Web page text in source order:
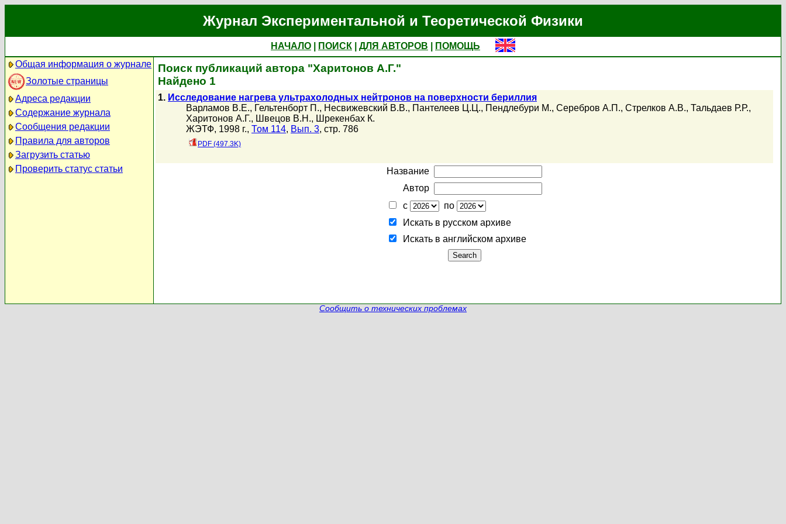
Журнал Экспериментальной и Теоретической Физики
НАЧАЛО ПОИСК ДЛЯ АВТОРОВ
ПОМОЩЬ
Общая информация о журнале
Золотые страницы
Адреса редакции
Содержание журнала
Сообщения редакции
Правила для авторов
Загрузить статью
Проверить статус статьи
Поиск публикаций автора "Харитонов А.Г."
Найдено 1
1. Исследование нагрева ультрахолодных нейтронов на поверхности бериллия
Варламов В.Е., Гельтенборт П., Несвижевский В.В., Пантелеев Ц.Ц., Пендлебури М., Серебров А.П., Стрелков А.В., Тальдаев Р.Р.,
Харитонов А.Г., Швецов В.Н., Шрекенбах К.
ЖЭТФ, 1998 г., Том 114, Вып. 3, стр. 786
PDF (497.3K)
Название
Автор
с
по
Искать в русском архиве
Искать в английском архиве
Сообщить о технических проблемах